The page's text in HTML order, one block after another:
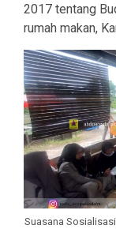
2017 tentang
rumah makan,
Suasana